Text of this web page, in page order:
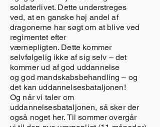
soldaterlivet. Dette understreges
ved, at en ganske høj andel af
dragonerne har søgt om at blive ved
regimentet efter
værnepligten. Dette kommer
selvfølgelig ikke af sig selv – det
kommer ud af god uddannelse
og god mandskabsbehandling – og
det kan uddannelsesbataljonen!
Og når vi taler om
uddannelsesbataljonen, så sker der
også noget her. Til sommer overgår